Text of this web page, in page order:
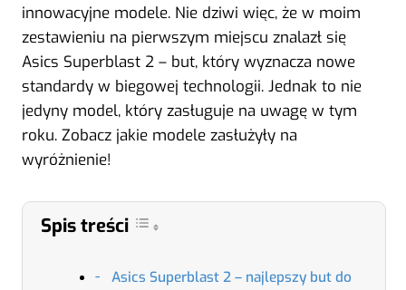
innowacyjne modele. Nie dziwi więc, że w moim
zestawieniu na pierwszym miejscu znalazł się
Asics Superblast 2 – but, który wyznacza nowe
standardy w biegowej technologii. Jednak to nie
jedyny model, który zasługuje na uwagę w tym
roku. Zobacz jakie modele zasłużyły na
wyróżnienie!
Spis treści
Asics Superblast 2 – najlepszy but do